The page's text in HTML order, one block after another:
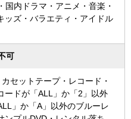
国内ドラマ・アニメ・音楽・
ッズ・バラエティ・アイドル
可
セットテープ・レコード・
ードが「ALL」か「2」以外
」か「A」以外のブルーレ